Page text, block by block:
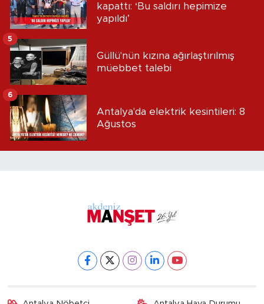
kapattı: ‘Bu saldırı hepimize
yapıldı’
Güllü'nün kızına ağırlaştırılmış
müebbet talebi
5
Antalya'da elektrik kesintileri: 8
Ağustos
6